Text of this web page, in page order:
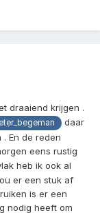
draaiend krijgen .
daar
En de reden
eens rustig
heb ik ook al
er een stuk af
is er een
nodig heeft om